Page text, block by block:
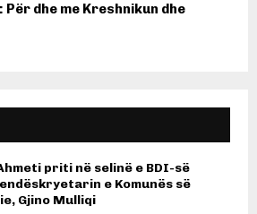
dhe me Kreshnikun dhe
priti në selinë e BDI-së
e Komunës së
Gjino Mulliqi